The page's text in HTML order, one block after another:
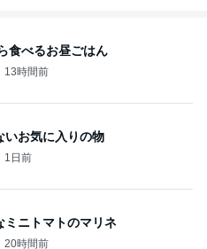
食べるお昼ごはん
13時間前
いお気に入りの物
1日前
ミニトマトのマリネ
20時間前